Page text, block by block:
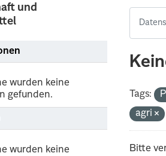
und
wurden keine
gefunden.
wurden keine
Tags:
agri
Bitte